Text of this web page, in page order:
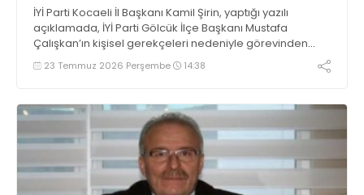
İYİ Parti Kocaeli İl Başkanı Kamil Şirin, yaptığı yazılı
açıklamada, İYİ Parti Gölcük İlçe Başkanı Mustafa
Çalışkan’ın kişisel gerekçeleri nedeniyle görevinden
istifa ettiğini belirtti
23 Temmuz 2026 Perşembe 14:38